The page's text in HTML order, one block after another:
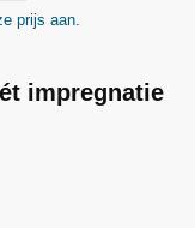
prijs aan.
impregnatie